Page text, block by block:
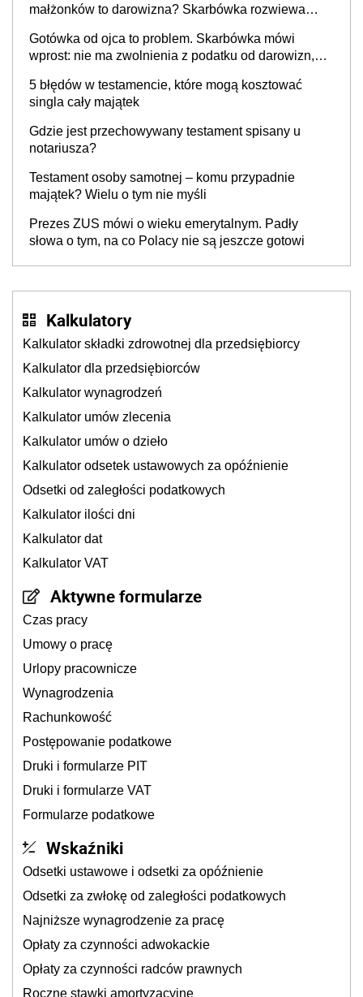
małżonków to darowizna? Skarbówka rozwiewa
Gotówka od ojca to problem. Skarbówka mówi
wprost: nie ma zwolnienia z podatku od darowizn,
obdarowanego
5 błędów w testamencie, które mogą kosztować
singla cały majątek
Gdzie jest przechowywany testament spisany u
notariusza?
Testament osoby samotnej – komu przypadnie
majątek? Wielu o tym nie myśli
Prezes ZUS mówi o wieku emerytalnym. Padły
słowa o tym, na co Polacy nie są jeszcze gotowi
Kalkulatory
Kalkulator składki zdrowotnej dla przedsiębiorcy
Kalkulator dla przedsiębiorców
Kalkulator wynagrodzeń
Kalkulator umów zlecenia
Kalkulator umów o dzieło
Kalkulator odsetek ustawowych za opóźnienie
Odsetki od zaległości podatkowych
Kalkulator ilości dni
Kalkulator dat
Kalkulator VAT
Aktywne formularze
Czas pracy
Umowy o pracę
Urlopy pracownicze
Wynagrodzenia
Rachunkowość
Postępowanie podatkowe
Druki i formularze PIT
Druki i formularze VAT
Formularze podatkowe
Wskaźniki
Odsetki ustawowe i odsetki za opóźnienie
Odsetki za zwłokę od zaległości podatkowych
Najniższe wynagrodzenie za pracę
Opłaty za czynności adwokackie
Opłaty za czynności radców prawnych
Roczne stawki amortyzacyjne